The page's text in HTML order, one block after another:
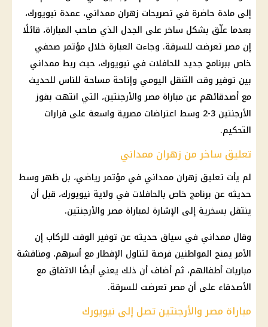
إلى مادة حاضرة في تصريحات زهران ممداني، عمدة نيويورك،
بعدما علّق بشكل ساخر على الجدل الذي صاحب المباراة، قائلًا
إن مصر تعرضت للسرقة. وجاءت العبارة خلال مؤتمر صحفي
خاص ببرنامج جديد للحافلات في نيويورك، حيث ربط ممداني
بين توفير وقت التنقل اليومي وإتاحة مساحة للناس للحديث
مع أصدقائهم عن مباراة مصر والأرجنتين، التي انتهت بفوز
الأرجنتين 3-2 وسط اعتراضات مصرية واسعة على قرارات
التحكيم.
تعليق ساخر من زهران ممداني
لم يأت تعليق زهران ممداني في مؤتمر رياضي، بل ظهر وسط
حديثه عن برنامج خاص بالحافلات في ولاية نيويورك، قبل أن
ينتقل بسخرية إلى الإشارة لمباراة مصر والأرجنتين.
وقال ممداني في سياق حديثه عن توفير الوقت للركاب إن
الأمر يمنح المواطنين فرصة لتناول الإفطار مع أسرهم، ومناقشة
مباريات أطفالهم، ثم أضاف أن ذلك يعني أيضًا الاتفاق مع
الأصدقاء على أن مصر تعرضت للسرقة.
مباراة مصر والأرجنتين تصل إلى نيويورك